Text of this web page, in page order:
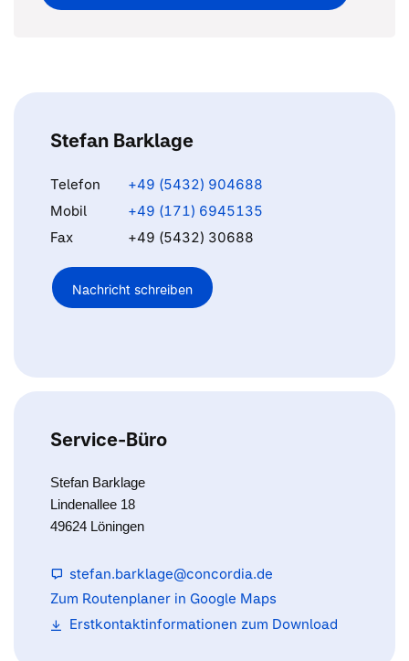
Stefan Barklage
Telefon
+49 (5432) 904688
Mobil
+49 (171) 6945135
Fax
+49 (5432) 30688
Nachricht schreiben
Service-Büro
Stefan Barklage
Lindenallee 18
49624 Löningen
stefan.barklage@concordia.de
Zum Routenplaner in Google Maps
Erstkontaktinformationen zum Download